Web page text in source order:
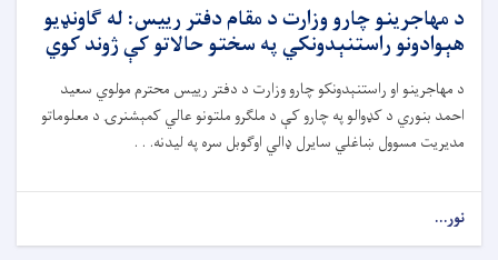
د مهاجرینو چارو وزارت د مقام دفتر رییس: له ګاونډیو
هېوادونو راستنېدونکي په سختو حالاتو کې ژوند کوي
د مهاجرینو او راستنېدونکو چارو وزارت د دفتر رییس محترم مولوي سعید
احمد بنوري د کډوالو په چارو کې د ملګرو ملتونو عالي کمېشنرۍ د معلوماتو
مدیریت مسوول ښاغلي سایرل ډالي اوګوبل سره په لیدنه. . .
نور...